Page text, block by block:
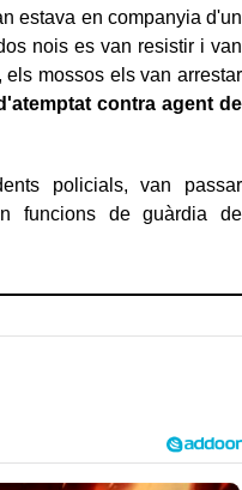
estava en companyia d'un
nois es van resistir i van
mossos els van arrestar
contra agent de
policials, van passar
funcions de guàrdia de